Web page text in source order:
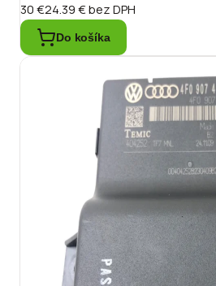
30 €24.39 €bez DPH
Do košíka